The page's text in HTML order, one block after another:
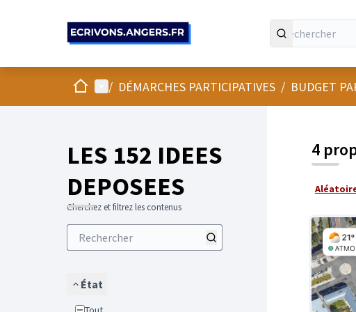
AccueilMenu principal
/ DÉMARCHES PARTICIPATIVES / BUDGET
LES 152 IDEES
DEPOSEES
Cherchez et filtrez les contenus
État
4